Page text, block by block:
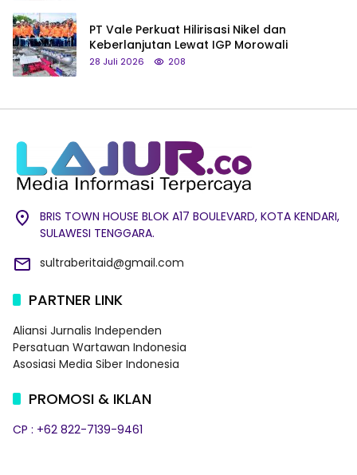
PT Vale Perkuat Hilirisasi Nikel dan
Keberlanjutan Lewat IGP Morowali
28 Juli 2026 208
BRIS TOWN HOUSE BLOK A17 BOULEVARD, KOTA KENDARI,
SULAWESI TENGGARA.
sultraberitaid@gmail.com
PARTNER LINK
Aliansi Jurnalis Independen
Persatuan Wartawan Indonesia
Asosiasi Media Siber Indonesia
PROMOSI & IKLAN
CP : +62 822-7139-9461